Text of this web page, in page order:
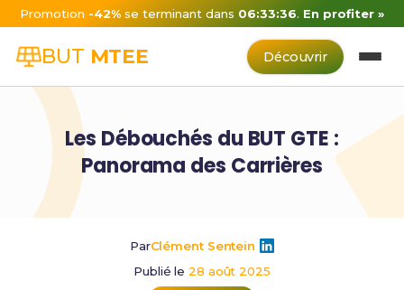
Promotion -42% se terminant dans 06:33:36. En profiter »
BUT MTEE Découvrir
Les Débouchés du BUT GTE :
Panorama des Carrières
ParClément Sentein
Publié le 28 août 2025